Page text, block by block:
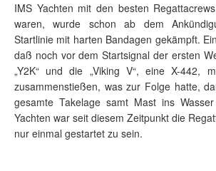
IMS Yachten mit den besten
waren, wurde schon ab dem
Startlinie mit harten Bandagen gekämpft.
daß noch vor dem Startsignal der ersten
„Y2K“ und die „Viking V“, eine X-442,
zusammenstießen, was zur Folge hatte,
gesamte Takelage samt Mast ins
Yachten war seit diesem Zeitpunkt die
nur einmal gestartet zu sein.